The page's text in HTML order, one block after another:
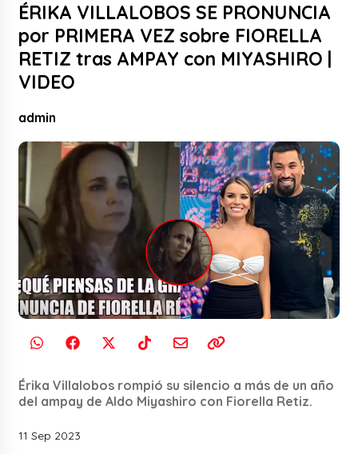
ÉRIKA VILLALOBOS SE PRONUNCIA
por PRIMERA VEZ sobre FIORELLA
RETIZ tras AMPAY con MIYASHIRO |
VIDEO
admin
Érika Villalobos rompió su silencio a más de un año
del ampay de Aldo Miyashiro con Fiorella Retiz.
11 Sep 2023